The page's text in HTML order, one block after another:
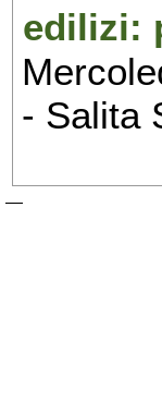
edilizi:
- Salita